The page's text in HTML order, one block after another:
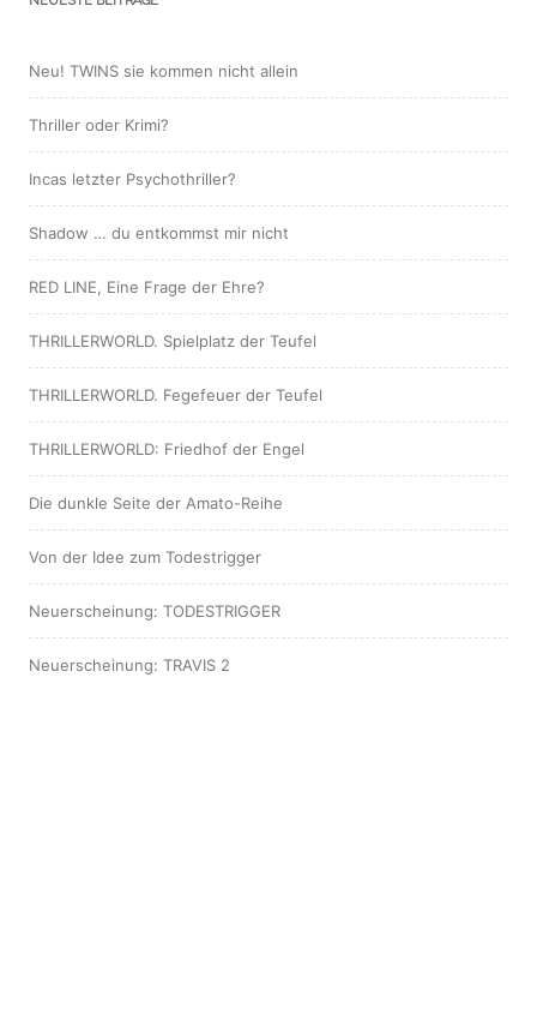
Neu! TWINS sie kommen nicht allein
Thriller oder Krimi?
Incas letzter Psychothriller?
Shadow … du entkommst mir nicht
RED LINE, Eine Frage der Ehre?
THRILLERWORLD. Spielplatz der Teufel
THRILLERWORLD. Fegefeuer der Teufel
THRILLERWORLD: Friedhof der Engel
Die dunkle Seite der Amato-Reihe
Von der Idee zum Todestrigger
Neuerscheinung: TODESTRIGGER
Neuerscheinung: TRAVIS 2